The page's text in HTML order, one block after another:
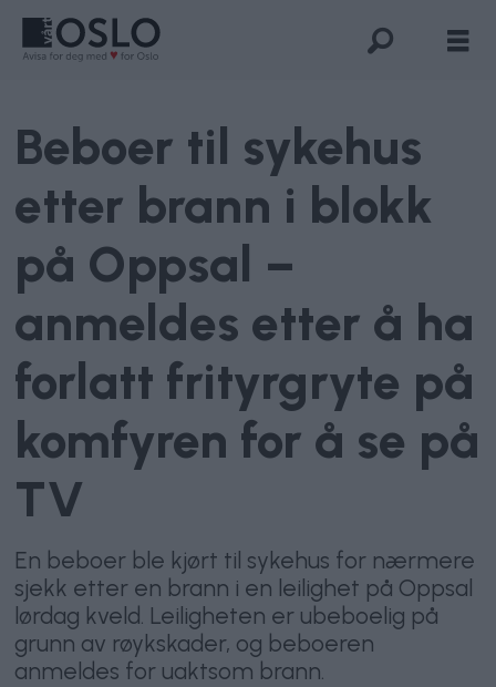
Beboer til sykehus
etter brann i blokk
på Oppsal –
anmeldes etter å ha
forlatt frityrgryte på
komfyren for å se på
TV
En beboer ble kjørt til sykehus for nærmere
sjekk etter en brann i en leilighet på Oppsal
lørdag kveld. Leiligheten er ubeboelig på
grunn av røykskader, og beboeren
anmeldes for uaktsom brann.